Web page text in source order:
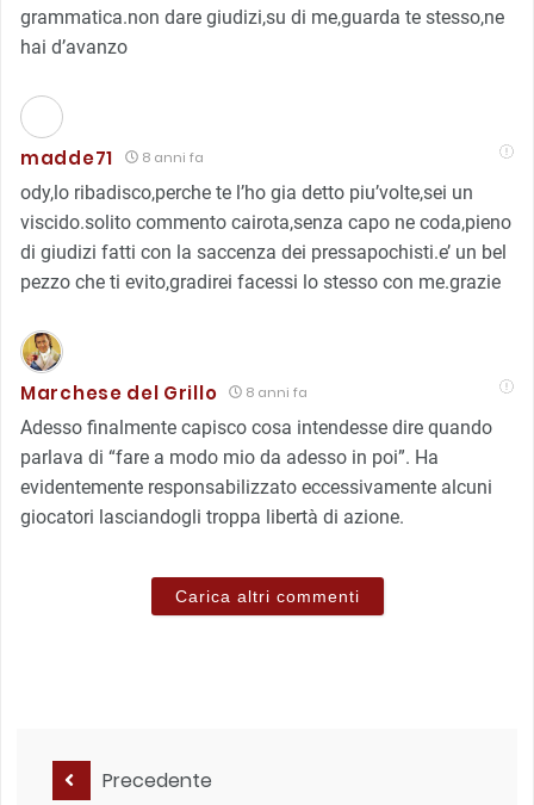
grammatica.non dare giudizi,su di me,guarda te stesso,ne
hai d’avanzo
madde71 8 anni fa
ody,lo ribadisco,perche te l’ho gia detto piu’volte,sei un
viscido.solito commento cairota,senza capo ne coda,pieno
di giudizi fatti con la saccenza dei pressapochisti.e’ un bel
pezzo che ti evito,gradirei facessi lo stesso con me.grazie
Marchese del Grillo 8 anni fa
Adesso finalmente capisco cosa intendesse dire quando
parlava di “fare a modo mio da adesso in poi”. Ha
evidentemente responsabilizzato eccessivamente alcuni
giocatori lasciandogli troppa libertà di azione.
Carica altri commenti
Precedente